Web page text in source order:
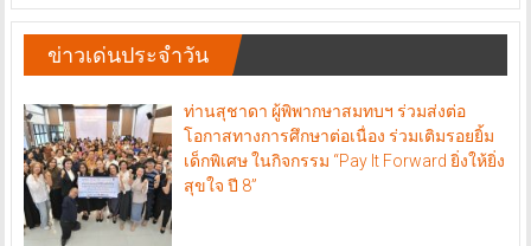
ข่าวเด่นประจำวัน
ท่านสุชาดา ผู้พิพากษาสมทบฯ ร่วมส่งต่อ
โอกาสทางการศึกษาต่อเนื่อง ร่วมเติมรอยยิ้ม
เด็กพิเศษ ในกิจกรรม “Pay It Forward ยิ่งให้ยิ่ง
สุขใจ ปี 8”